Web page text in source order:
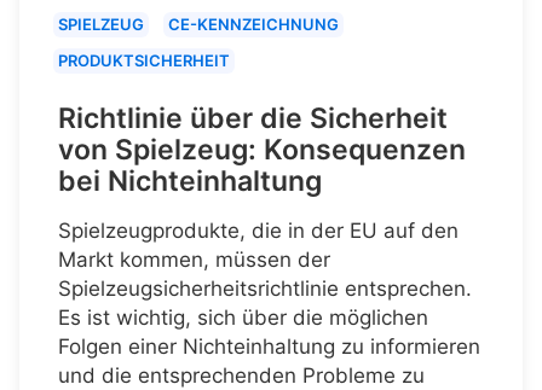
SPIELZEUG
CE-KENNZEICHNUNG
PRODUKTSICHERHEIT
Richtlinie über die Sicherheit
von Spielzeug: Konsequenzen
bei Nichteinhaltung
Spielzeugprodukte, die in der EU auf den
Markt kommen, müssen der
Spielzeugsicherheitsrichtlinie entsprechen.
Es ist wichtig, sich über die möglichen
Folgen einer Nichteinhaltung zu informieren
und die entsprechenden Probleme zu